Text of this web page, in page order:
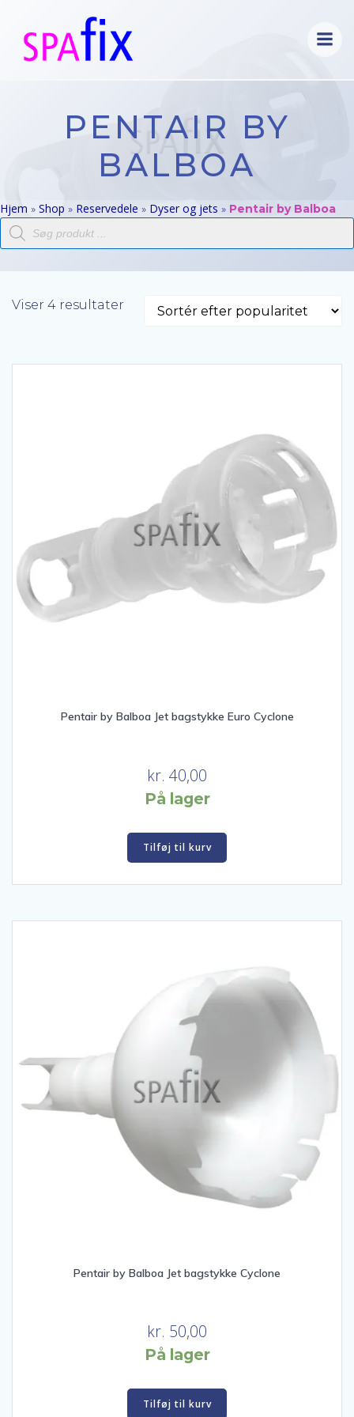
PENTAIR BY
BALBOA
Hjem » Shop » Reservedele » Dyser og jets » Pentair by Balboa
Products
search
Viser 4 resultater Sorteret
Pentair by Balboa Jet bagstykke Euro Cyclone
kr. 40,00
På lager
Tilføj til kurv
Pentair by Balboa Jet bagstykke Cyclone
kr. 50,00
På lager
Tilføj til kurv